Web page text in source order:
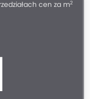
cen za m2